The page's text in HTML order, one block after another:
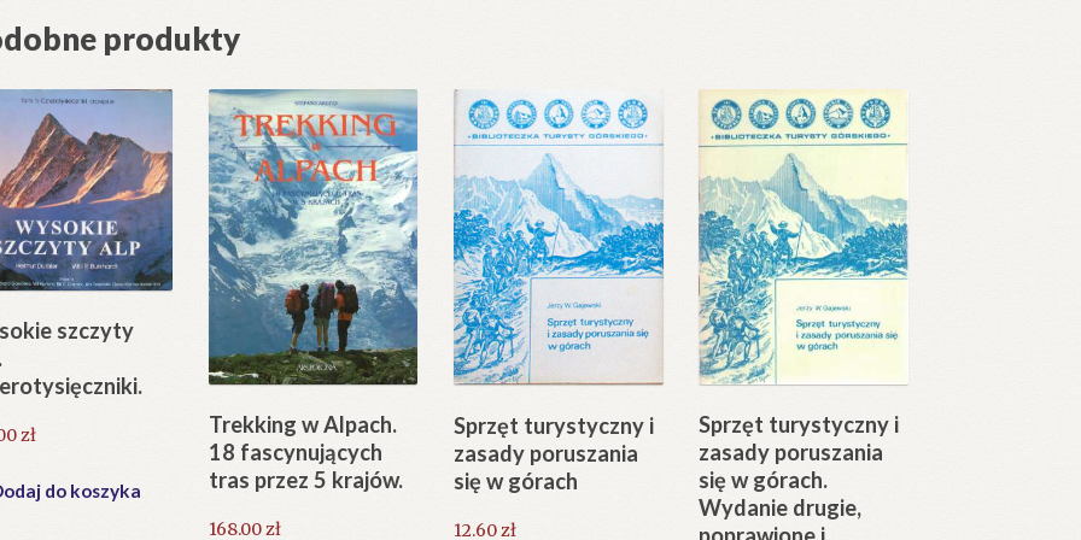
produkty
szczyty
zł
do koszyka
Trekking w Alpach.
18 fascynujących
tras przez 5 krajów.
168.00zł
Sprzęt turystyczny i
zasady poruszania
się w górach
12.60zł
Sprzęt turystyczny i
zasady poruszania
się w górach.
Wydanie drugie,